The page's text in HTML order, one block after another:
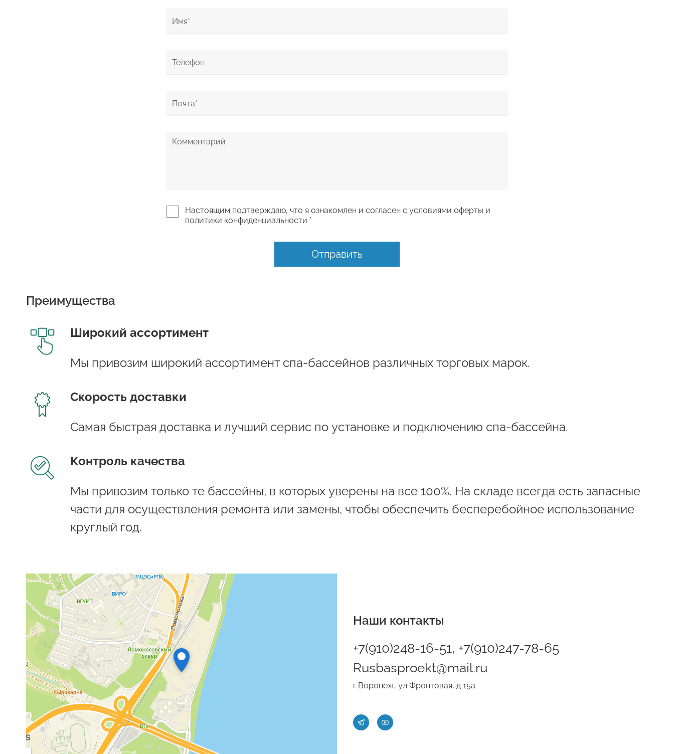
Настоящим подтверждаю, что я ознакомлен и согласен с условиями оферты и
политики конфиденциальности *
Отправить
Преимущества
Широкий ассортимент
Мы привозим широкий ассортимент спа-бассейнов различных торговых марок.
Скорость доставки
Самая быстрая доставка и лучший сервис по установке и подключению спа-бассейна.
Контроль качества
Мы привозим только те бассейны, в которых уверены на все 100%. На складе всегда есть запасные
части для осуществления ремонта или замены, чтобы обеспечить бесперебойное использование
круглый год.
Наши контакты
+7(910)248-16-51, +7(910)247-78-65
Rusbasproekt@mail.ru
г Воронеж, ул Фронтовая, д 15а